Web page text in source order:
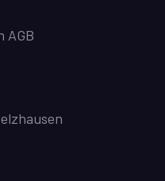
AGB